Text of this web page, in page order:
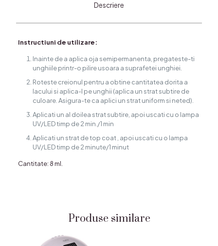
Descriere
Instructiuni de utilizare:
Inainte de a aplica oja semipermanenta, pregateste-ti
unghiile printr-o pilire usoara a suprafetei unghiei.
Roteste creionul pentru a obtine cantitatea dorita a
lacului si aplica-l pe unghii (aplica un strat subtire de
culoare. Asigura-te ca aplici un strat uniform si neted).
Aplicati un al doilea strat subtire, apoi uscati cu o lampa
UV/LED timp de 2 min./1 min
Aplicati un strat de top coat , apoi uscati cu o lampa
UV/LED timp de 2 minute/1 minut
Cantitate: 8 ml.
Produse similare